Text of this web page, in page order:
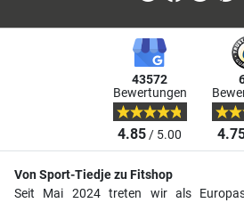
43572
Bewertungen
4.85/ 5.00
Von Sport-Tiedje zu Fitshop
Seit Mai 2024 treten wir als